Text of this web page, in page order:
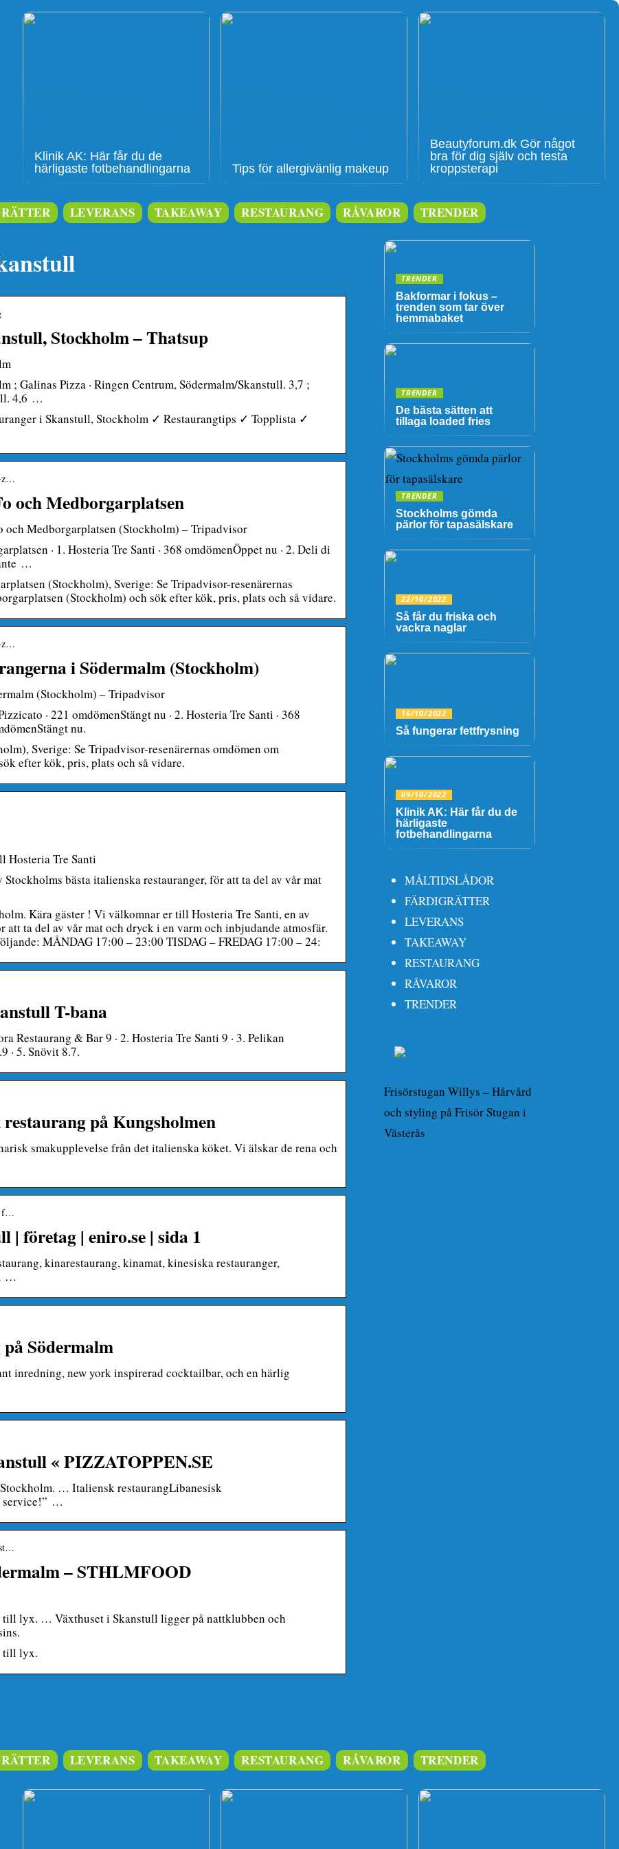
Klinik AK: Här får du de
härligaste fotbehandlingarna
Tips för allergivänlig makeup
Beautyforum.dk Gör något
bra för dig själv och testa
kroppsterapi
LEVERANS TAKEAWAY RESTAURANG RÅVAROR TRENDER
Stockholm – Thatsup
; Galinas Pizza · Ringen Centrum, Södermalm/Skanstull. 3,7 ;
4,6 …
i Skanstull, Stockholm ✓ Restaurangtips ✓ Topplista ✓
z…
och Medborgarplatsen
och Medborgarplatsen (Stockholm) – Tripadvisor
· 1. Hosteria Tre Santi · 368 omdömenÖppet nu · 2. Deli di
…
(Stockholm), Sverige: Se Tripadvisor-resenärernas
(Stockholm) och sök efter kök, pris, plats och så vidare.
z…
i Södermalm (Stockholm)
(Stockholm) – Tripadvisor
· 221 omdömenStängt nu · 2. Hosteria Tre Santi · 368
nu.
Sverige: Se Tripadvisor-resenärernas omdömen om
efter kök, pris, plats och så vidare.
Hosteria Tre Santi
bästa italienska restauranger, för att ta del av vår mat
Kära gäster ! Vi välkomnar er till Hosteria Tre Santi, en av
att ta del av vår mat och dryck i en varm och inbjudande atmosfär.
MÅNDAG 17:00 – 23:00 TISDAG – FREDAG 17:00 – 24:
T-bana
Restaurang & Bar 9 · 2. Hosteria Tre Santi 9 · 3. Pelikan
· 5. Snövit 8.7.
på Kungsholmen
smakupplevelse från det italienska köket. Vi älskar de rena och
f…
| företag | eniro.se | sida 1
kinarestaurang, kinamat, kinesiska restauranger,
…
Södermalm
inredning, new york inspirerad cocktailbar, och en härlig
« PIZZATOPPEN.SE
… Italiensk restaurangLibanesisk
service!” …
– STHLMFOOD
till lyx. … Växthuset i Skanstull ligger på nattklubben och
till lyx.
TRENDER
Bakformar i fokus –
trenden som tar över
hemmabaket
TRENDER
De bästa sätten att
tillaga loaded fries
TRENDER
Stockholms gömda
pärlor för tapasälskare
22/10/2022
Så får du friska och
vackra naglar
16/10/2022
Så fungerar fettfrysning
09/10/2022
Klinik AK: Här får du de
härligaste
fotbehandlingarna
MÅLTIDSLÅDOR
FÄRDIGRÄTTER
LEVERANS
TAKEAWAY
RESTAURANG
RÅVAROR
TRENDER
Frisörstugan Willys – Hårvård
och styling på Frisör Stugan i
Västerås
LEVERANS TAKEAWAY RESTAURANG RÅVAROR TRENDER